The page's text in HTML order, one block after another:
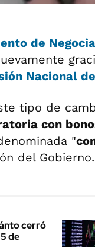
de
Nacional
tipo de
con
"
del Gobierno.
cerró
de